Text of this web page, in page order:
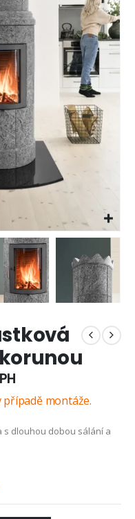
případě montáže.
s dlouhou dobou sálání a